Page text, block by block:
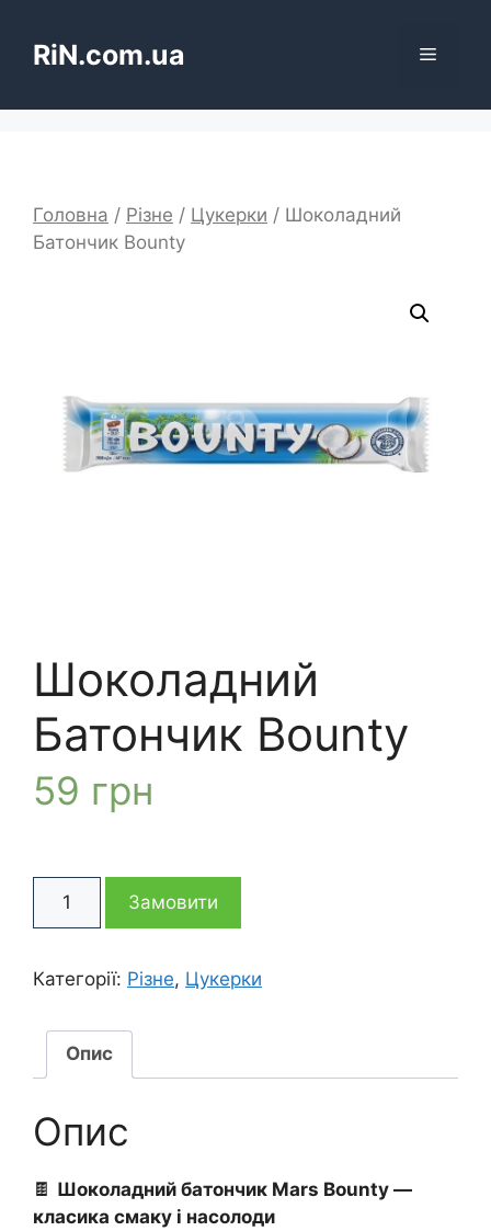
вмістуRiN.com.ua Меню
Головна / Різне / Цукерки / Шоколадний
Батончик Bounty
Шоколадний
Батончик Bounty
59 грн
Батончик
кількість
Замовити
Категорії: Різне, Цукерки
Опис
Опис
🍫 Шоколадний батончик Mars Bounty —
класика смаку і насолоди